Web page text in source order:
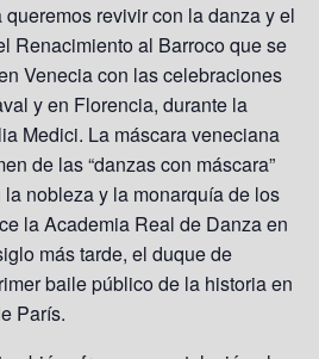
revivir con la danza y el
Renacimiento al Barroco que se
Venecia con las celebraciones
y en Florencia, durante la
Medici. La máscara veneciana
de las “danzas con máscara”
nobleza y la monarquía de los
la Academia Real de Danza en
más tarde, el duque de
baile público de la historia en
París.